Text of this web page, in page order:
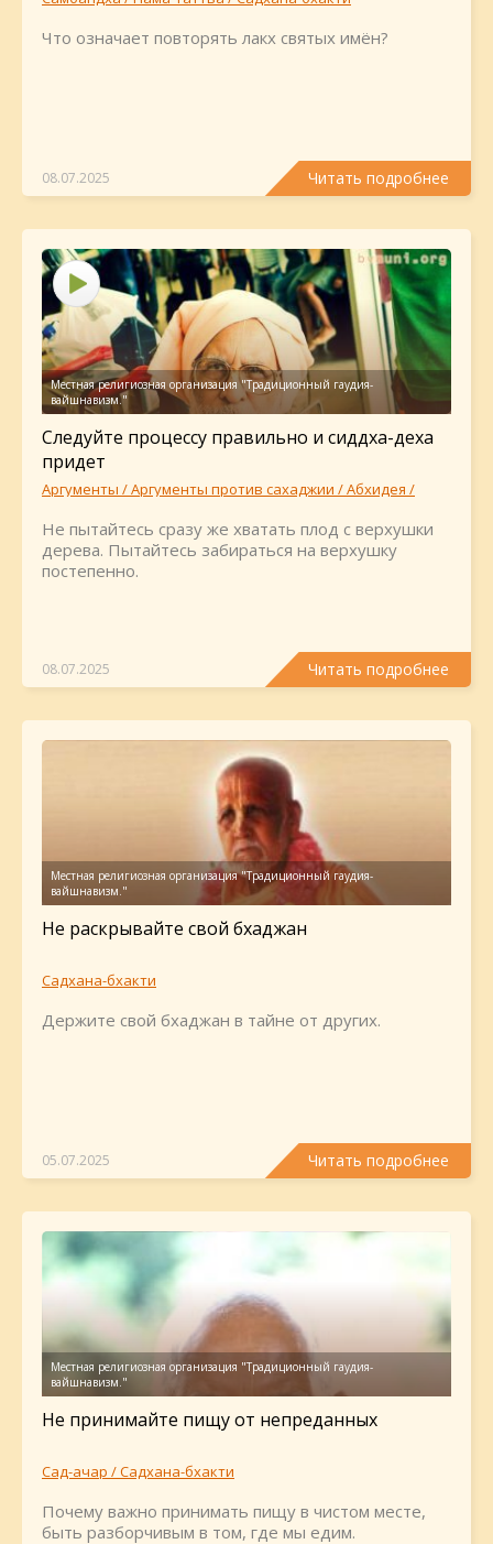
Что означает повторять лакх святых имён?
08.07.2025 Читать подробнее
Следуйте процессу правильно и сиддха-деха
придет
Аргументы / Аргументы против сахаджии / Абхидея /
Не пытайтесь сразу же хватать плод с верхушки
дерева. Пытайтесь забираться на верхушку
постепенно.
08.07.2025 Читать подробнее
Не раскрывайте свой бхаджан
Садхана-бхакти
Держите свой бхаджан в тайне от других.
05.07.2025 Читать подробнее
Не принимайте пищу от непреданных
Сад-ачар / Садхана-бхакти
Почему важно принимать пищу в чистом месте,
быть разборчивым в том, где мы едим.